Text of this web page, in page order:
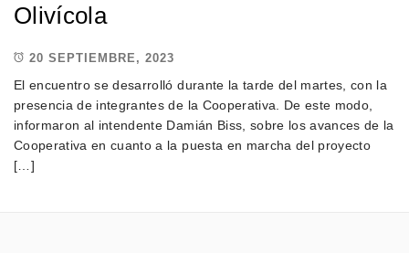
Olivícola
20 SEPTIEMBRE, 2023
El encuentro se desarrolló durante la tarde del martes, con la
presencia de integrantes de la Cooperativa. De este modo,
informaron al intendente Damián Biss, sobre los avances de la
Cooperativa en cuanto a la puesta en marcha del proyecto
[…]